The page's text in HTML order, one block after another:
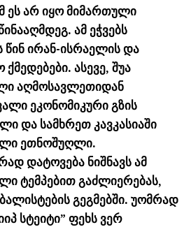
ეს არ იყო მიმართული
ამ ეჭვებს
წინ ირან-ისრაელის და
ასევე, შუა
აღმოსავლეთიდან
ეკონომიკური გზის
და სამხრეთ კავკასიაში
ეთნოშუღლი.
დატოვება ნიშნავს ამ
ტემპებით გაძლიერებას,
გეგმებში. უომრად
სტეიტი” ფეხს ვერ